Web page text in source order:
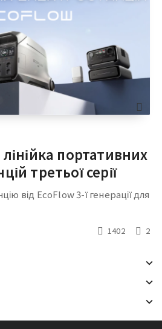
портативних
третьої серії
від EcoFlow 3-ї генерації для
1402 2